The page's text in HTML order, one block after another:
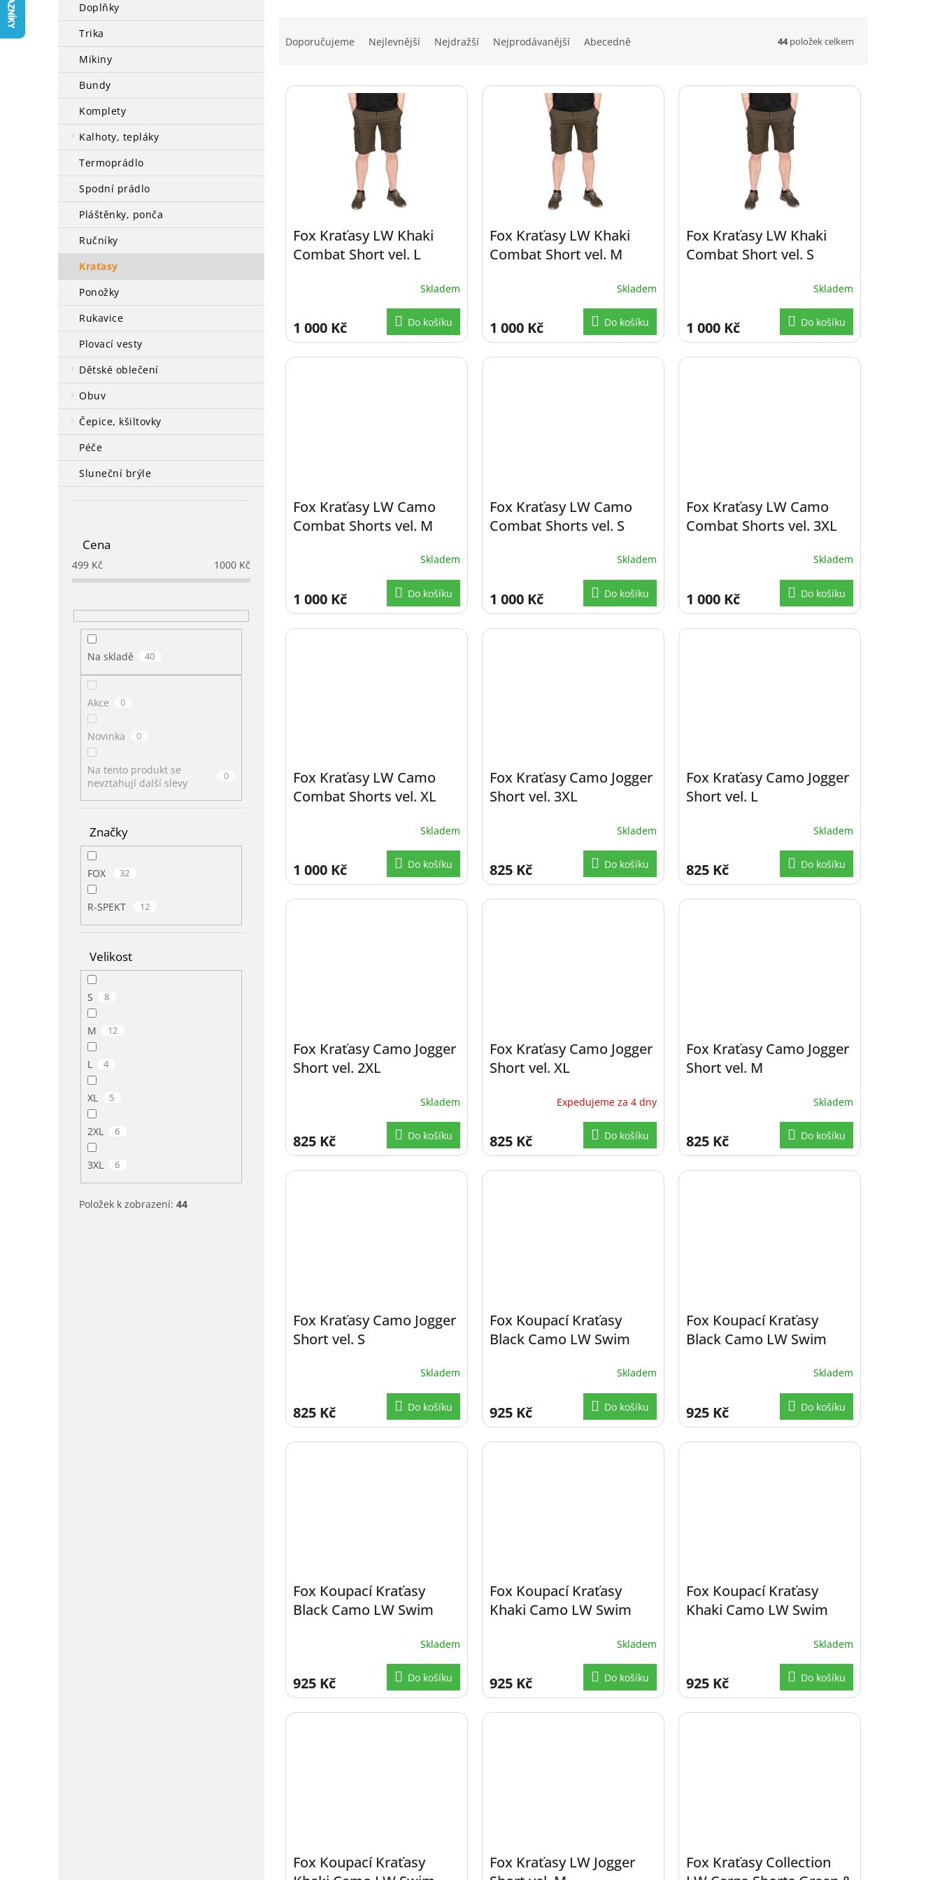
n
doplňky
trika
mikiny
bundy
komplety
kalhoty, tepláky
termoprádlo
spodní prádlo
pláštěnky, ponča
ručníky
kraťasy
ponožky
rukavice
plovací vesty
dětské oblečení
obuv
čepice, kšiltovky
péče
sluneční brýle
Cena
499 Kč 1000 Kč
Na skladě 40
Akce 0
Novinka 0
Na tento produkt se
nevztahují další slevy
0
Značky
FOX 32
R-SPEKT 12
Velikost
S 8
M 12
L 4
XL 5
2XL 6
3XL 6
Položek k zobrazení: 44
Doporučujeme Nejlevnější Nejdražší Nejprodávanější Abecedně 44položek celkem
Fox Kraťasy LW Khaki
Combat Short vel. L
Skladem
1 000 Kč Do košíku
Fox Kraťasy LW Khaki
Combat Short vel. M
Skladem
1 000 Kč Do košíku
Fox Kraťasy LW Khaki
Combat Short vel. S
Skladem
1 000 Kč Do košíku
Fox Kraťasy LW Camo
Combat Shorts vel. M
Skladem
1 000 Kč Do košíku
Fox Kraťasy LW Camo
Combat Shorts vel. S
Skladem
1 000 Kč Do košíku
Fox Kraťasy LW Camo
Combat Shorts vel. 3XL
Skladem
1 000 Kč Do košíku
Fox Kraťasy LW Camo
Combat Shorts vel. XL
Skladem
1 000 Kč Do košíku
Fox Kraťasy Camo Jogger
Short vel. 3XL
Skladem
825 Kč Do košíku
Fox Kraťasy Camo Jogger
Short vel. L
Skladem
825 Kč Do košíku
Fox Kraťasy Camo Jogger
Short vel. 2XL
Skladem
825 Kč Do košíku
Fox Kraťasy Camo Jogger
Short vel. XL
Expedujeme za 4 dny
825 Kč Do košíku
Fox Kraťasy Camo Jogger
Short vel. M
Skladem
825 Kč Do košíku
Fox Kraťasy Camo Jogger
Short vel. S
Skladem
825 Kč Do košíku
Fox Koupací Kraťasy
Black Camo LW Swim
Skladem
925 Kč Do košíku
Fox Koupací Kraťasy
Black Camo LW Swim
Skladem
925 Kč Do košíku
Fox Koupací Kraťasy
Black Camo LW Swim
Skladem
925 Kč Do košíku
Fox Koupací Kraťasy
Khaki Camo LW Swim
Skladem
925 Kč Do košíku
Fox Koupací Kraťasy
Khaki Camo LW Swim
Skladem
925 Kč Do košíku
Fox Koupací Kraťasy
Fox Kraťasy LW Jogger
Fox Kraťasy Collection